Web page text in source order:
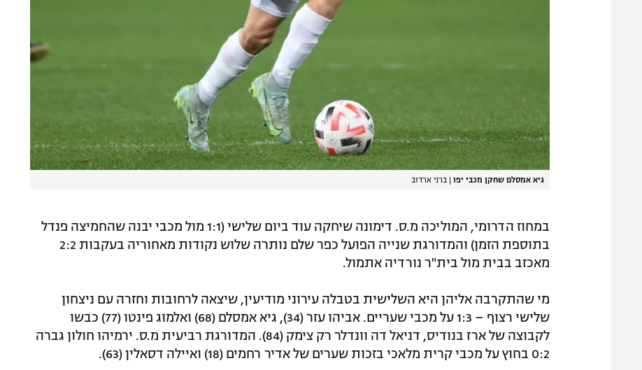
גיא אמסלם שחקן מכבי יפו | ברני ארדוב
במחוז הדרומי, המוליכה מ.ס. דימונה שיחקה עוד ביום שלישי (1:1 מול מכבי יבנה שהחמיצה פנדל
בתוספת הזמן) והמדורגת שנייה הפועל כפר שלם נותרה שלוש נקודות מאחוריה בעקבות 2:2
מאכזב בבית מול בית"ר נורדיה אתמול.
מי שהתקרבה אליהן היא השלישית בטבלה עירוני מודיעין, שיצאה לרחובות וחזרה עם ניצחון
שלישי רצוף – 1:3 על מכבי שעריים. אביהו עזר (34), גיא אמסלם (68) ואלמוג פינטו (77) כבשו
לקבוצה של ארז בנודיס, דניאל דה וונדלר רק צימק (84). המדורגת רביעית מ.ס. ירמיהו חולון גברה
0:2 בחוץ על מכבי קרית מלאכי בזכות שערים של אדיר רחמים (18) ואיילה דסאלין (63).